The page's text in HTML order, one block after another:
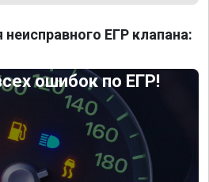
ЕГР клапана:
ошибок по ЕГР!